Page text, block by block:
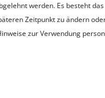
werden. Es besteht das
Zeitpunkt zu ändern
zur Verwendung